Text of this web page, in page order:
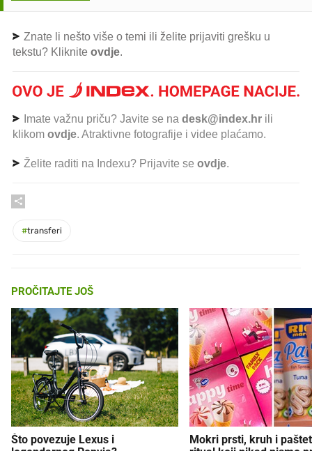
Znate li nešto više o temi ili želite prijaviti grešku u
tekstu? Kliknite ovdje.
Imate važnu priču? Javite se na desk@index.hr ili
klikom ovdje. Atraktivne fotografije i videe plaćamo.
Želite raditi na Indexu? Prijavite se ovdje.
#transferi
PROČITAJTE JOŠ
Što povezuje Lexus i
Mokri prsti, kruh i